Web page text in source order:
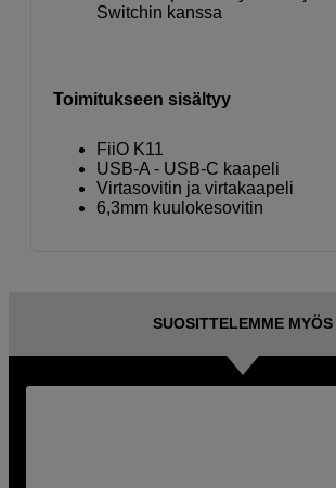
Switchin kanssa
Toimitukseen sisältyy
FiiO K11
USB-A - USB-C kaapeli
Virtasovitin ja virtakaapeli
6,3mm kuulokesovitin
SUOSITTELEMME MYÖS